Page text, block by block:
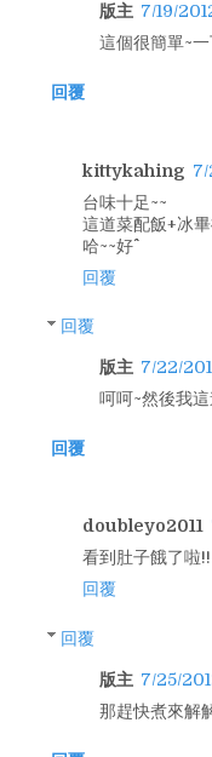
版主 7/19/
這個很簡單~
回覆
kittykahing 7/
台味十足~~
這道菜配飯+冰
哈~~好^^
回覆
回覆
版主 7/22/
呵呵~然後我
回覆
doubleyo2011
看到肚子餓了啦!!
回覆
回覆
版主 7/25/
那趕快煮來解